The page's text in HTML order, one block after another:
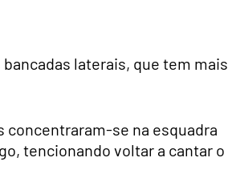
laterais, que tem mais
concentraram-se na esquadra
tencionando voltar a cantar o